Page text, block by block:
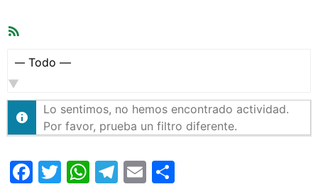
Mostrar:
Lo sentimos, no hemos encontrado actividad.
Por favor, prueba un filtro diferente.
Facebook
Twitter
WhatsApp
Telegram
Email